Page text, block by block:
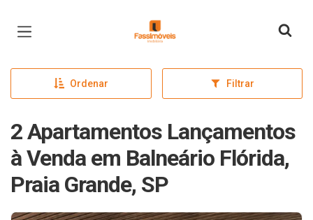
Página inicial
Ordenar Filtrar
2 Apartamentos Lançamentos
à Venda em Balneário Flórida,
Praia Grande, SP